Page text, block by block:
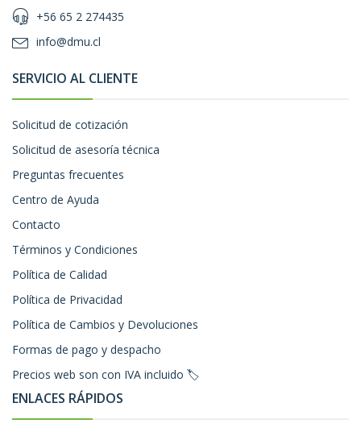
+56 65 2 274435
info@dmu.cl
SERVICIO AL CLIENTE
Solicitud de cotización
Solicitud de asesoría técnica
Preguntas frecuentes
Centro de Ayuda
Contacto
Términos y Condiciones
Política de Calidad
Política de Privacidad
Política de Cambios y Devoluciones
Formas de pago y despacho
Precios web son con IVA incluido 🏷️
ENLACES RÁPIDOS